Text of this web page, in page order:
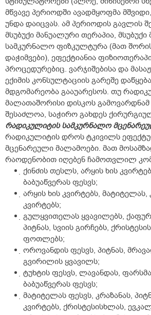
მწვავე პერიოდში ავადმყოფმა
უნდა დაიცვას. ამ პერიოდის გავლის
მსუბუქი მანუალური თერაპია, მსუბუქი
სამკურნალო ფიზკულტურა (მათ
დაჭიმვები), ეფექტიანია
პროცედურებიც. ვარჯიშებისა და
ექიმის კონსულტაციის გარეშე
მდგომარეობა გააუარესოს. თუ
მალათაშორისი დისკოს გამოვარდნამ
შესაძლოა, საჭირო გახდეს
რადიკულიტის სამკურნალო
რადიკულიტის დროს ტკივილს
მცენარეული მალამოები. მათ
რაოდენობით იღებენ ჩამოთვლილ
ქინძის თესლს, არყის ხის
ბაბუაწვერას ფესვს;
არყის ხის კვირტებს, მატიტელას,
კვირტებს;
გულყვითელას ყვავილებს,
პიტნას, სვიის გირჩებს,
ფოთლებს;
ოროვანდის ფესვს, პიტნას,
გვირილის ყვავილს;
ტუხტის ფესვს, ლავანდას,
ბაბუაწვერას ფესვს;
მატიტელას ფესვს, კრაზანას,
კვირტებს, ქრისტესისხლას,